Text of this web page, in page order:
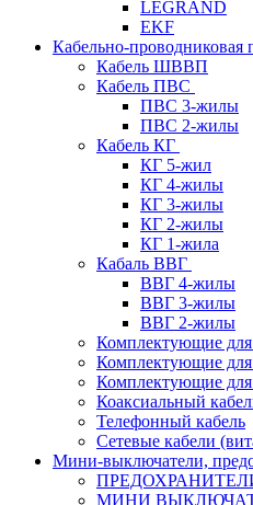
LEGRAND
EKF
Кабельно-проводниковая
Кабель ШВВП
Кабель ПВС
ПВС 3-жилы
ПВС 2-жилы
Кабель КГ
КГ 5-жил
КГ 4-жилы
КГ 3-жилы
КГ 2-жилы
КГ 1-жила
Кабаль ВВГ
ВВГ 4-жилы
ВВГ 3-жилы
ВВГ 2-жилы
Комплектующие для
Комплектующие для
Комплектующие
Коаксиальный
Телефонный кабель
Сетевые кабели
Мини-выключатели,
МИНИ